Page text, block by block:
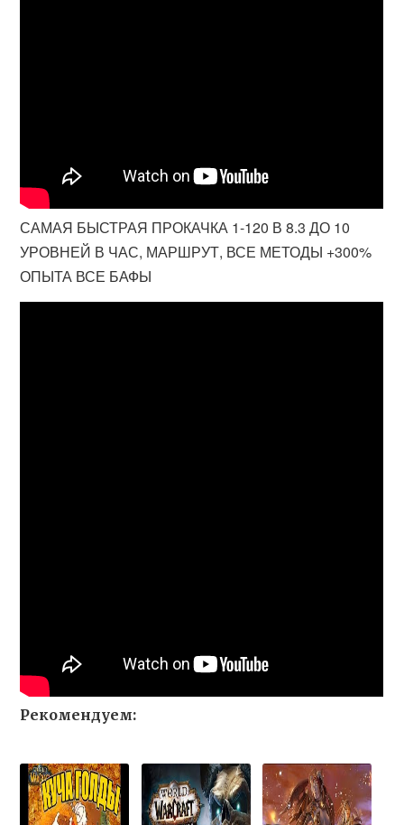
САМАЯ БЫСТРАЯ ПРОКАЧКА 1-120 В 8.3 ДО 10
УРОВНЕЙ В ЧАС, МАРШРУТ, ВСЕ МЕТОДЫ +300%
ОПЫТА ВСЕ БАФЫ
Рекомендуем: